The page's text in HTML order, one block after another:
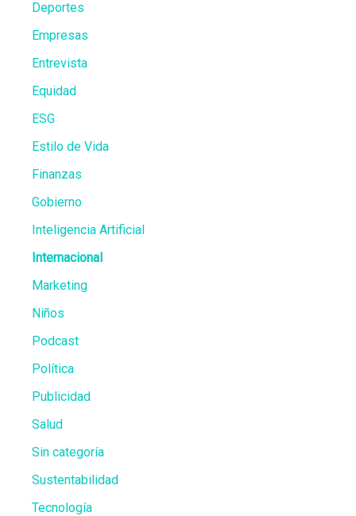
Deportes
Empresas
Entrevista
Equidad
ESG
Estilo de Vida
Finanzas
Gobierno
Inteligencia Artificial
Internacional
Marketing
Niños
Podcast
Política
Publicidad
Salud
Sin categoría
Sustentabilidad
Tecnología